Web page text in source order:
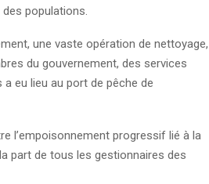
populations.
une vaste opération de nettoyage,
du gouvernement, des services
eu lieu au port de pêche de
l’empoisonnement progressif lié à la
part de tous les gestionnaires des